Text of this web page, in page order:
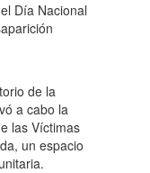
Día Nacional
de la
a cabo la
las Víctimas
un espacio